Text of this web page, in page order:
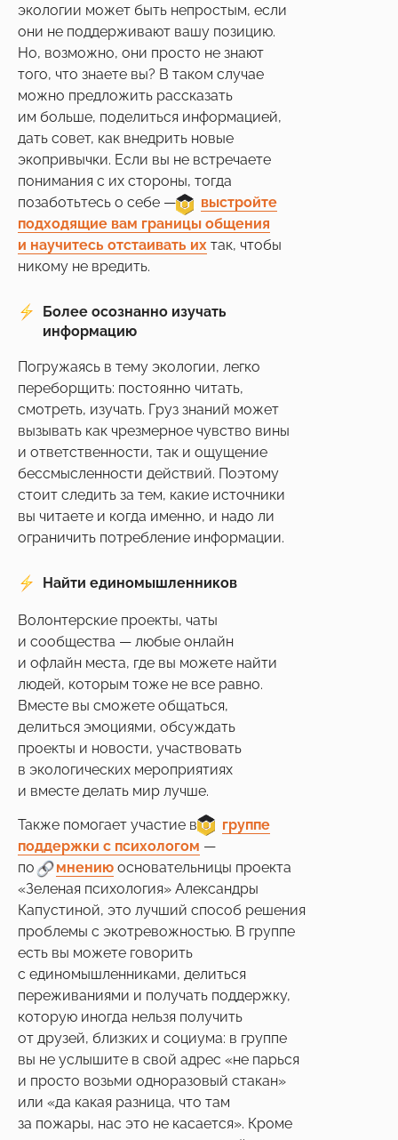
экологии может быть непростым, если
они не поддерживают вашу позицию.
Но, возможно, они просто не знают
того, что знаете вы? В таком случае
можно предложить рассказать
им больше, поделиться информацией,
дать совет, как внедрить новые
экопривычки. Если вы не встречаете
понимания с их стороны, тогда
позаботьтесь о себе —___ выстройте
подходящие вам границы общения
и научитесь отстаивать их так, чтобы
никому не вредить.
Более осознанно изучать
информацию
Погружаясь в тему экологии, легко
переборщить: постоянно читать,
смотреть, изучать. Груз знаний может
вызывать как чрезмерное чувство вины
и ответственности, так и ощущение
бессмысленности действий. Поэтому
стоит следить за тем, какие источники
вы читаете и когда именно, и надо ли
ограничить потребление информации.
Найти единомышленников
Волонтерские проекты, чаты
и сообщества — любые онлайн
и офлайн места, где вы можете найти
людей, которым тоже не все равно.
Вместе вы сможете общаться,
делиться эмоциями, обсуждать
проекты и новости, участвовать
в экологических мероприятиях
и вместе делать мир лучше.
Также помогает участие в___ группе
поддержки с психологом —
по ___мнению основательницы проекта
«Зеленая психология» Александры
Капустиной, это лучший способ решения
проблемы с экотревожностью. В группе
есть вы можете говорить
с единомышленниками, делиться
переживаниями и получать поддержку,
которую иногда нельзя получить
от друзей, близких и социума: в группе
вы не услышите в свой адрес «не парься
и просто возьми одноразовый стакан»
или «да какая разница, что там
за пожары, нас это не касается». Кроме
Скидки до конца мая
Успейте зафиксировать
скидку до–20%на обучение Подробнее